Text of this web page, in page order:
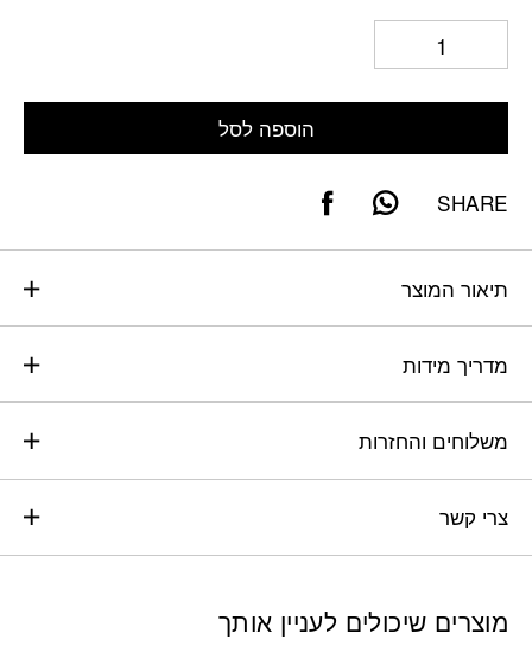
הוספה לסל
SHARE
תיאור המוצר
מדריך מידות
משלוחים והחזרות
צרי קשר
מוצרים שיכולים לעניין אותך